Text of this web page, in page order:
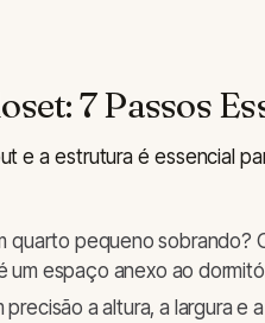
7 Passos
e a estrutura é essencial
quarto pequeno sobrando?
um espaço anexo ao
precisão a altura, a largura e